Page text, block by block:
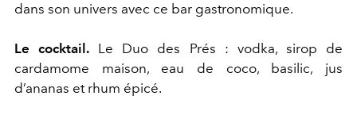
dans son univers avec ce bar gastronomique.
Le cocktail. Le Duo des Prés : vodka, sirop de
cardamome maison, eau de coco, basilic, jus
d’ananas et rhum épicé.